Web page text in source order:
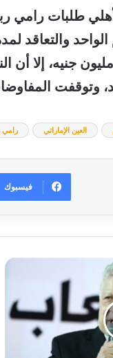
طلبات رامي
والتعاقد
وتوقفت
العين الإماراتي رامي
فيسبوك